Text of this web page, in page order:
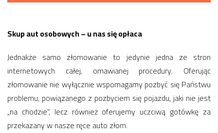
Skup aut osobowych – u nas się opłaca
Jednakże samo złomowanie to jedynie jedna ze stron
internetowych całej, omawianej procedury. Oferując
złomowanie nie wyłącznie wspomagamy pozbyć się Państwu
problemu, powiązanego z pozbyciem się pojazdu, jaki nie jest
„na chodzie”, lecz również oferujemy uczciwą gotówkę za
przekazany w nasze ręce auto złom.